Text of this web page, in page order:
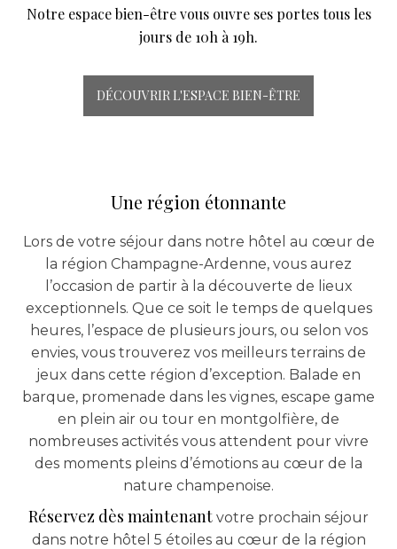
Notre espace bien-être vous ouvre ses portes tous les
jours de 10h à 19h.
DÉCOUVRIR L'ESPACE BIEN-ÊTRE
Une région étonnante
Lors de votre séjour dans notre hôtel au cœur de
la région Champagne-Ardenne, vous aurez
l’occasion de partir à la découverte de lieux
exceptionnels. Que ce soit le temps de quelques
heures, l’espace de plusieurs jours, ou selon vos
envies, vous trouverez vos meilleurs terrains de
jeux dans cette région d’exception. Balade en
barque, promenade dans les vignes, escape game
en plein air ou tour en montgolfière, de
nombreuses activités vous attendent pour vivre
des moments pleins d’émotions au cœur de la
nature champenoise.
Réservez dès maintenant votre prochain séjour
dans notre hôtel 5 étoiles au cœur de la région